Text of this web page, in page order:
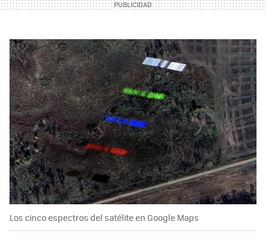
Los cinco espectros del satélite en Google Maps